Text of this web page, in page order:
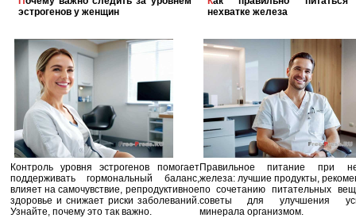
эстрогенов у женщин
Контроль уровня эстрогенов помогает
поддерживать гормональный баланс,
влияет на самочувствие, репродуктивное
здоровье и снижает риски заболеваний.
Узнайте, почему это так важно.
нехватке железа
Правильное питание при
железа: лучшие продукты,
по сочетанию питательных
советы для улучшения
минерала организмом.